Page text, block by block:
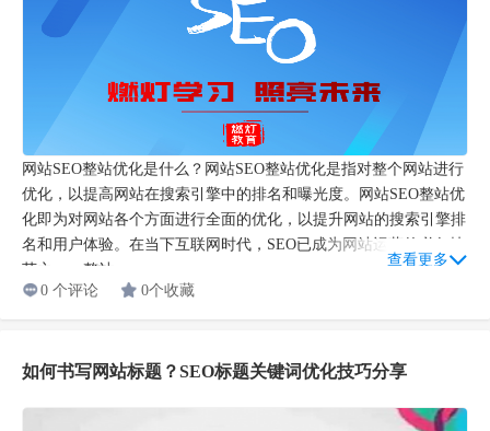
网站SEO整站优化是什么？网站SEO整站优化是指对整个网站进行
优化，以提高网站在搜索引擎中的排名和曝光度。网站SEO整站优
化即为对网站各个方面进行全面的优化，以提升网站的搜索引擎排
名和用户体验。在当下互联网时代，SEO已成为网站运营的必备技
艺之一。整站...
查看更多
0 个评论
0个收藏
如何书写网站标题？SEO标题关键词优化技巧分享